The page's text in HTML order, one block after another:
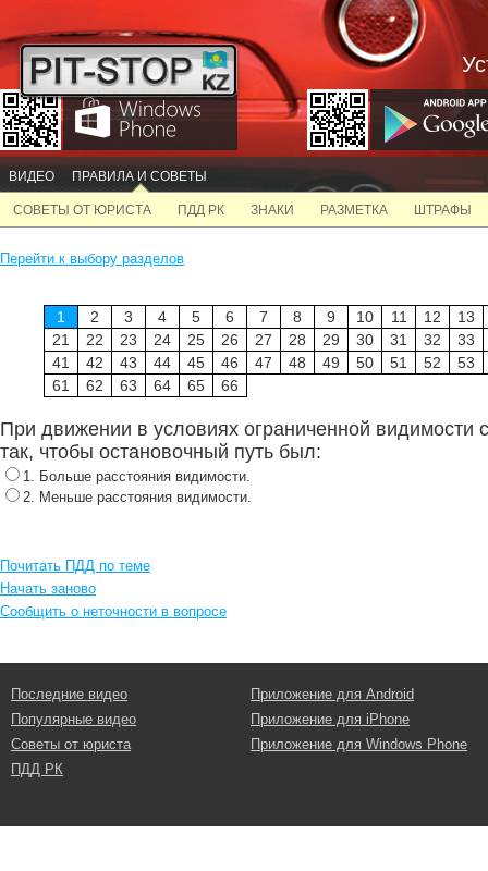
ВИДЕО ПРАВИЛА И СОВЕТЫ
СОВЕТЫ ОТ ЮРИСТА ПДД РК ЗНАКИ РАЗМЕТКА ШТРАФЫ
Перейти к выбору разделов
1 2 3 4 5 6 7 8 9 10 11 12
13
21
22 23 24 25 26 27 28 29 30 31 32
33
41
42 43 44 45 46 47 48 49 50 51 52
53
61
62 63 64 65 66
При движении в условиях ограниченной видимости
так, чтобы остановочный путь был:
1. Больше расстояния видимости.
2. Меньше расстояния видимости.
Почитать ПДД по теме
Начать заново
Сообщить о неточности в вопросе
Последние видео
Популярные видео
Советы от юриста
ПДД РК
Приложение для Android
Приложение для iPhone
Приложение для Windows Phone